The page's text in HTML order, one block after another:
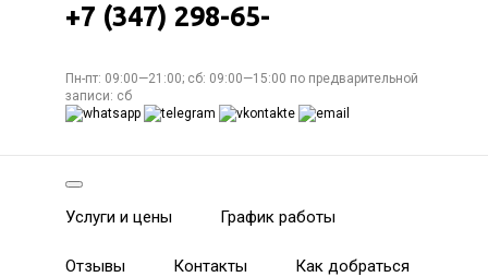
+7 (347) 298-65-
Пн-пт: 09:00—21:00; сб: 09:00—15:00 по предварительной
записи: сб
Услуги и цены График работы
Отзывы Контакты Как добраться